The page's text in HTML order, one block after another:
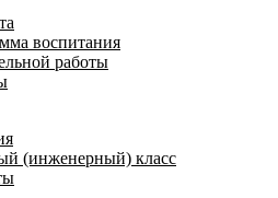
воспитания
работы
(инженерный) класс